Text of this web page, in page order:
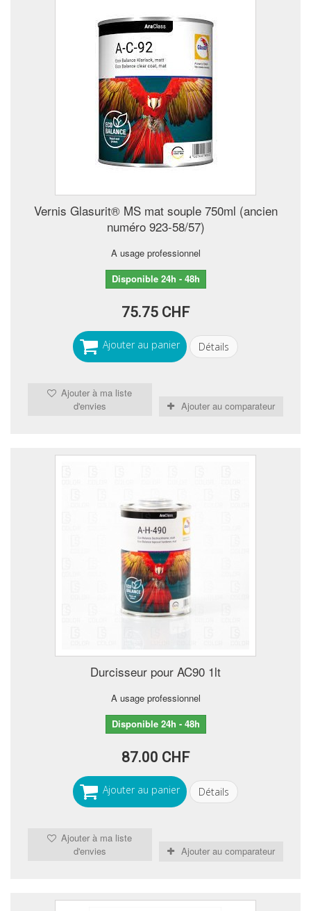
Vernis Glasurit® MS mat souple 750ml (ancien
numéro 923-58/57)
A usage professionnel
Disponible 24h - 48h
75.75 CHF
Ajouter au panier Détails
Ajouter à ma liste
d'envies
Ajouter au comparateur
Durcisseur pour AC90 1lt
A usage professionnel
Disponible 24h - 48h
87.00 CHF
Ajouter au panier Détails
Ajouter à ma liste
d'envies
Ajouter au comparateur